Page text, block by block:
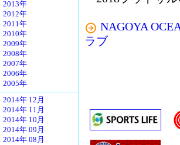
2013年
2012年
2011年
2010年
2009年
2008年
2007年
2006年
2005年
2014年 12月
2014年 11月
2014年 10月
2014年 09月
2014年 08月
NAGOYA
ラブ